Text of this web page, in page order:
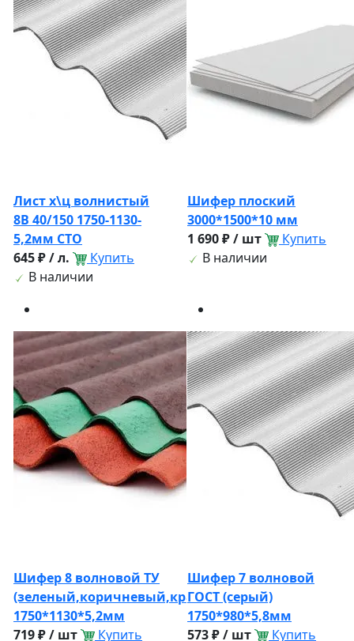
Лист х\ц волнистый
8В 40/150 1750-1130-
5,2мм СТО
645 ₽ / л.
Купить
В наличии
Шифер плоский
3000*1500*10 мм
1 690 ₽ / шт
Купить
В наличии
Шифер 8 волновой ТУ
(зеленый,коричневый,красный)
1750*1130*5,2мм
719 ₽ / шт
Купить
Шифер 7 волновой
ГОСТ (серый)
1750*980*5,8мм
573 ₽ / шт
Купить